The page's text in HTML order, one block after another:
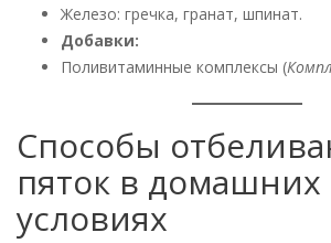
Железо: гречка, гранат, шпинат.
Добавки:
Поливитаминные комплексы (
Способы
пяток в домашних
условиях